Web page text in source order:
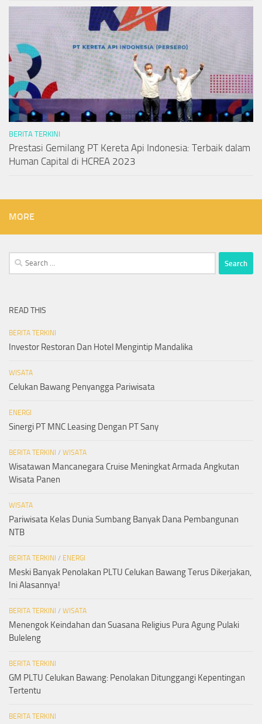
BERITA TERKINI
Prestasi Gemilang PT Kereta Api Indonesia: Terbaik dalam
Human Capital di HCREA 2023
MORE
Search
for:
READ THIS
BERITA TERKINI
Investor Restoran Dan Hotel Mengintip Mandalika
WISATA
Celukan Bawang Penyangga Pariwisata
ENERGI
Sinergi PT MNC Leasing Dengan PT Sany
BERITA TERKINI / WISATA
Wisatawan Mancanegara Cruise Meningkat Armada Angkutan
Wisata Panen
WISATA
Pariwisata Kelas Dunia Sumbang Banyak Dana Pembangunan
NTB
BERITA TERKINI / ENERGI
Meski Banyak Penolakan PLTU Celukan Bawang Terus Dikerjakan,
Ini Alasannya!
BERITA TERKINI / WISATA
Menengok Keindahan dan Suasana Religius Pura Agung Pulaki
Buleleng
BERITA TERKINI
GM PLTU Celukan Bawang: Penolakan Ditunggangi Kepentingan
Tertentu
BERITA TERKINI